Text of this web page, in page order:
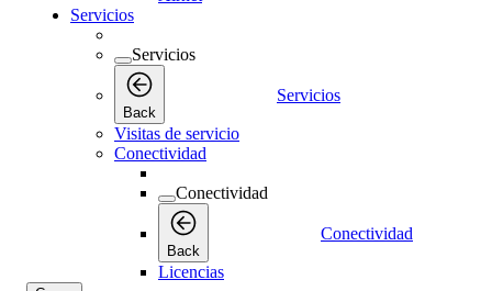
Servicios
Servicios
Back
Servicios
Visitas de servicio
Conectividad
Conectividad
Back
Conectividad
Licencias